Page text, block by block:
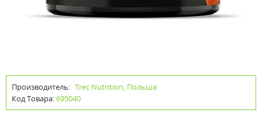
Производитель: Trec Nutrition, Польша
Код Товара:695040